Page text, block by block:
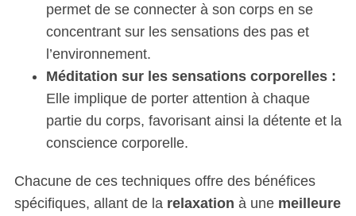
permet de se connecter à son corps en se
concentrant sur les sensations des pas et
l’environnement.
Méditation sur les sensations corporelles :
Elle implique de porter attention à chaque
partie du corps, favorisant ainsi la détente et la
conscience corporelle.
Chacune de ces techniques offre des bénéfices
spécifiques, allant de la relaxation à une meilleure